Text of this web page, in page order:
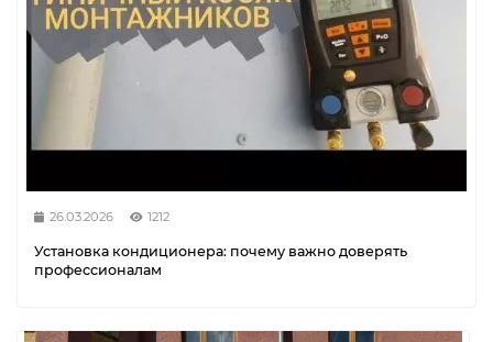
26.03.2026 1212
Установка кондиционера: почему важно доверять
профессионалам